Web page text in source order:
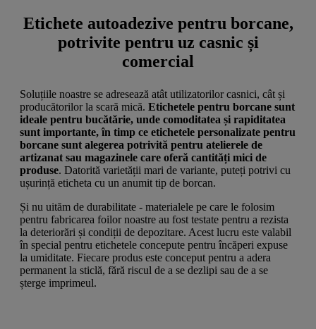
Etichete autoadezive pentru borcane,
potrivite pentru uz casnic și
comercial
Soluțiile noastre se adresează atât utilizatorilor casnici, cât și
producătorilor la scară mică. Etichetele pentru borcane sunt
ideale pentru bucătărie, unde comoditatea și rapiditatea
sunt importante, în timp ce etichetele personalizate pentru
borcane sunt alegerea potrivită pentru atelierele de
artizanat sau magazinele care oferă cantități mici de
produse. Datorită varietății mari de variante, puteți potrivi cu
ușurință eticheta cu un anumit tip de borcan.
Și nu uităm de durabilitate - materialele pe care le folosim
pentru fabricarea foilor noastre au fost testate pentru a rezista
la deteriorări și condiții de depozitare. Acest lucru este valabil
în special pentru etichetele concepute pentru încăperi expuse
la umiditate. Fiecare produs este conceput pentru a adera
permanent la sticlă, fără riscul de a se dezlipi sau de a se
șterge imprimeul.